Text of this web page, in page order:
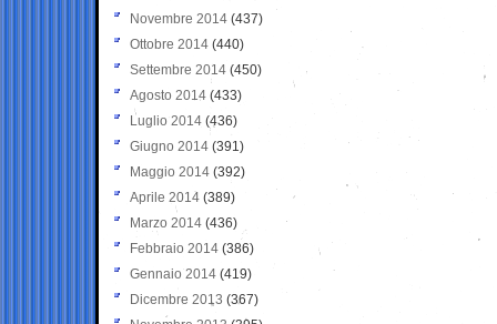
Novembre 2014 (437)
Ottobre 2014 (440)
Settembre 2014 (450)
Agosto 2014 (433)
Luglio 2014 (436)
Giugno 2014 (391)
Maggio 2014 (392)
Aprile 2014 (389)
Marzo 2014 (436)
Febbraio 2014 (386)
Gennaio 2014 (419)
Dicembre 2013 (367)